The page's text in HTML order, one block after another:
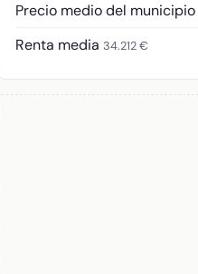
Precio medio del municipio
Renta media 34.212 €